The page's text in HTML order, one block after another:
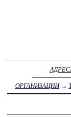
ОРГАНИЗАЦИИ→